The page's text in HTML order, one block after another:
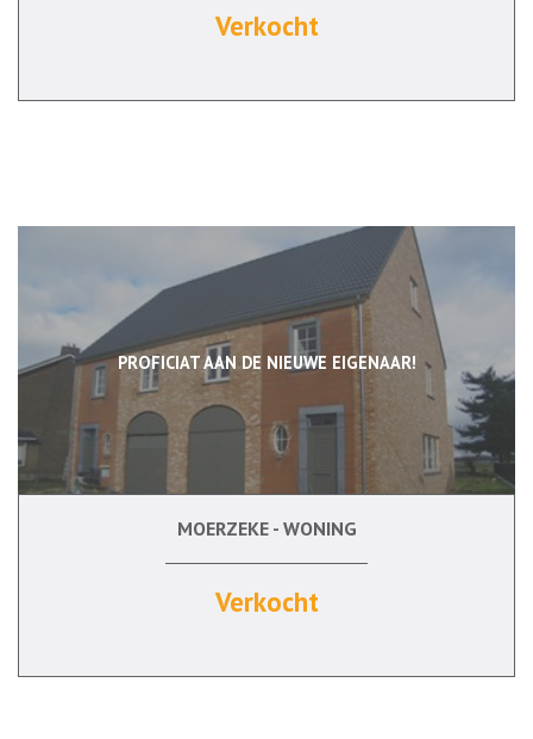
Verkocht
PROFICIAT AAN DE NIEUWE EIGENAAR!
138 m² 3
MOERZEKE - WONING
Verkocht